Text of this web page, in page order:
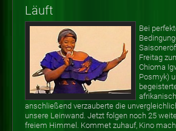
Läuft
Bei
Freitag
Chioma
Posmyk)
anschließend verzauberte die
unsere Leinwand. Jetzt folgen noch 25
freiem Himmel. Kommet zuhauf, Kino